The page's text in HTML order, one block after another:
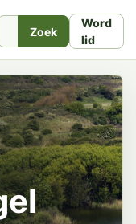
Zoek
Word
lid